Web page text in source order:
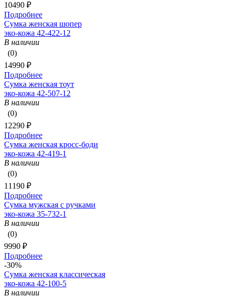
10490 ₽
Подробнее
Сумка женская шопер
эко-кожа 42-422-12
В наличии
(0)
14990 ₽
Подробнее
Сумка женская тоут
эко-кожа 42-507-12
В наличии
(0)
12290 ₽
Подробнее
Сумка женская кросс-боди
эко-кожа 42-419-1
В наличии
(0)
11190 ₽
Подробнее
Сумка мужская с ручками
эко-кожа 35-732-1
В наличии
(0)
9990 ₽
Подробнее
-30%
Сумка женская классическая
эко-кожа 42-100-5
В наличии